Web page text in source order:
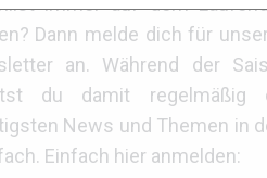
Dann melde dich für
an. Während der
du damit regelmäßig
News und Themen in
Einfach hier anmelden: